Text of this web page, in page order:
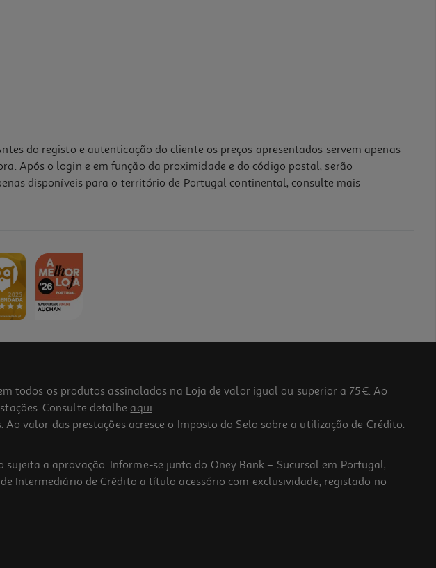
do registo e autenticação do cliente os preços apresentados servem apenas
Após o login e em função da proximidade e do código postal, serão
disponíveis para o território de Portugal continental, consulte mais
todos os produtos assinalados na Loja de valor igual ou superior a 75€. Ao
Consulte detalhe aqui.
valor das prestações acresce o Imposto do Selo sobre a utilização de Crédito.
a aprovação. Informe-se junto do Oney Bank – Sucursal em Portugal,
Intermediário de Crédito a título acessório com exclusividade, registado no